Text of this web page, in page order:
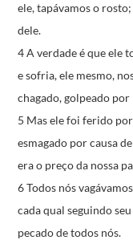
ele, tapávamos o rosto;
dele.
4 A verdade é que ele
e sofria, ele mesmo,
chagado,golpeado por
5 Mas ele foi ferido
esmagado por causa
era o preço da nossa
6 Todos nós
cada qual seguindo
pecado de todos nós.